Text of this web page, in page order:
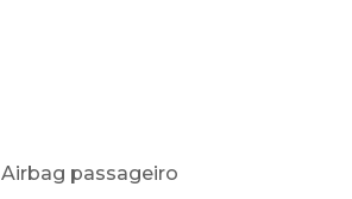
Airbag passageiro